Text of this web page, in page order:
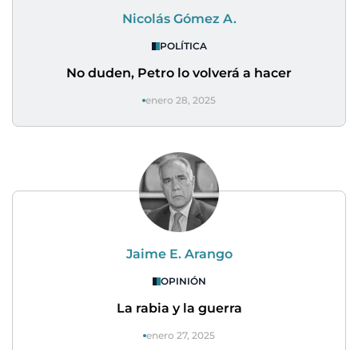
Nicolás Gómez A.
POLÍTICA
No duden, Petro lo volverá a hacer
enero 28, 2025
Jaime E. Arango
OPINIÓN
La rabia y la guerra
enero 27, 2025